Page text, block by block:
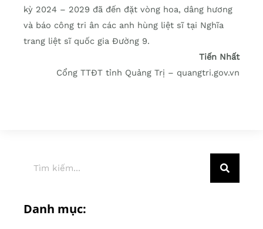
kỳ 2024 – 2029 đã đến đặt vòng hoa, dâng hương
và báo công tri ân các anh hùng liệt sĩ tại Nghĩa
trang liệt sĩ quốc gia Đường 9.
Tiến Nhất
Cổng TTĐT tỉnh Quảng Trị – quangtri.gov.vn
Danh mục: